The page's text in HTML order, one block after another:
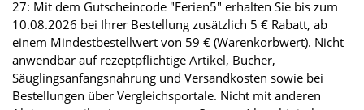
27: Mit dem Gutscheincode "Ferien5" erhalten Sie bis zum
10.08.2026 bei Ihrer Bestellung zusätzlich 5 € Rabatt, ab
einem Mindestbestellwert von 59 € (Warenkorbwert). Nicht
anwendbar auf rezeptpflichtige Artikel, Bücher,
Säuglingsanfangsnahrung und Versandkosten sowie bei
Bestellungen über Vergleichsportale. Nicht mit anderen